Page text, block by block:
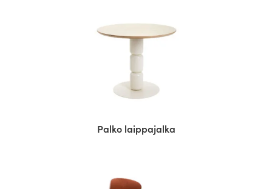
Palko laippajalka